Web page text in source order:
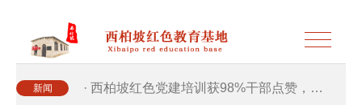
新闻 · 西柏坡红色党建培训获98%干部点赞，…